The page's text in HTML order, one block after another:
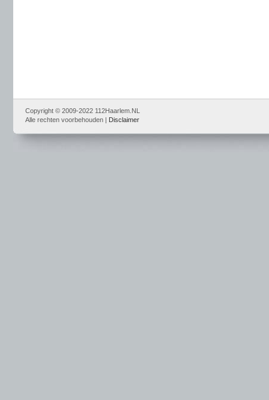
Copyright © 2009-2022 112Haarlem.NL
Alle rechten voorbehouden | Disclaimer